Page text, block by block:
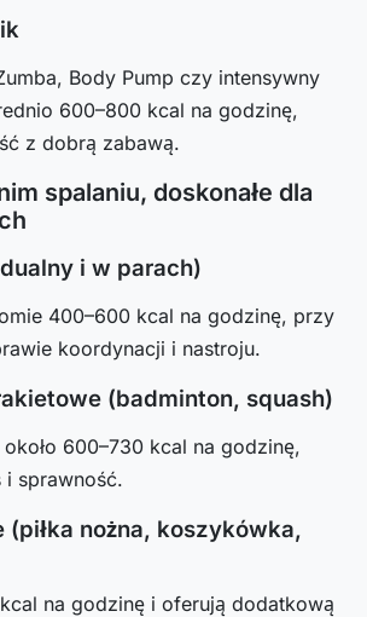
Body Pump czy intensywny
600–800 kcal na godzinę,
z dobrą zabawą.
spalaniu, doskonałe dla
i w parach)
400–600 kcal na godzinę, przy
koordynacji i nastroju.
(badminton, squash)
600–730 kcal na godzinę,
sprawność.
(piłka nożna, koszykówka,
na godzinę i oferują dodatkową